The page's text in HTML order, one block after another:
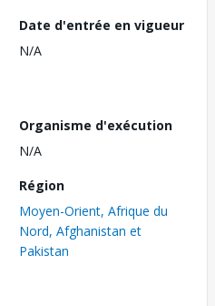
Date d'entrée en vigueur
N/A
Organisme d'exécution
N/A
Région
Moyen-Orient, Afrique du
Nord, Afghanistan et
Pakistan